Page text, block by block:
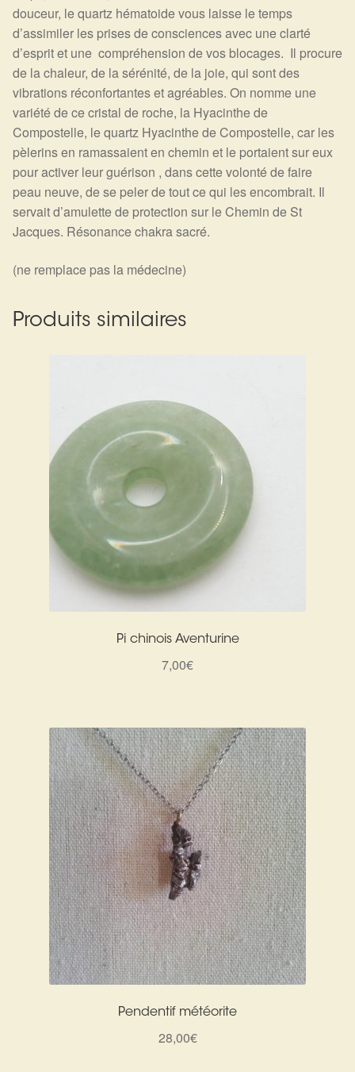
douceur, le quartz hématoide vous laisse le temps
d’assimiler les prises de consciences avec une clarté
d’esprit et une compréhension de vos blocages. Il procure
de la chaleur, de la sérénité, de la joie, qui sont des
vibrations réconfortantes et agréables. On nomme une
variété de ce cristal de roche, la Hyacinthe de
Compostelle, le quartz Hyacinthe de Compostelle, car les
pèlerins en ramassaient en chemin et le portaient sur eux
pour activer leur guérison , dans cette volonté de faire
peau neuve, de se peler de tout ce qui les encombrait. Il
servait d’amulette de protection sur le Chemin de St
Jacques. Résonance chakra sacré.
(ne remplace pas la médecine)
Produits similaires
Pi chinois Aventurine
7,00€
Pendentif météorite
28,00€